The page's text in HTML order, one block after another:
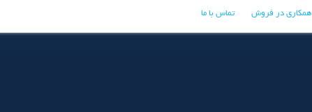
همکاری در فروش تماس با ما